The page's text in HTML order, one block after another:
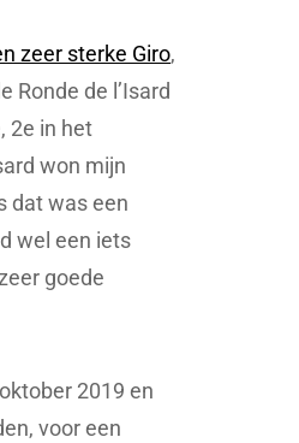
zeer sterke Giro,
Ronde de l’Isard
2e in het
won mijn
dat was een
wel een iets
goede
2019 en
voor een